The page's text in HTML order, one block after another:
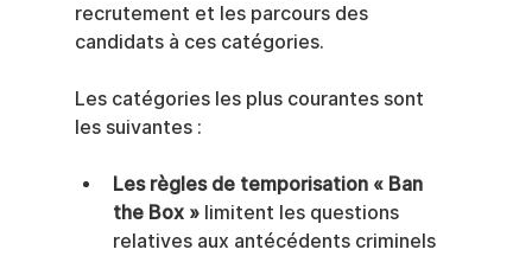
recrutement et les parcours des
candidats à ces catégories.
Les catégories les plus courantes sont
les suivantes :
Les règles de temporisation « Ban
the Box » limitent les questions
relatives aux antécédents criminels